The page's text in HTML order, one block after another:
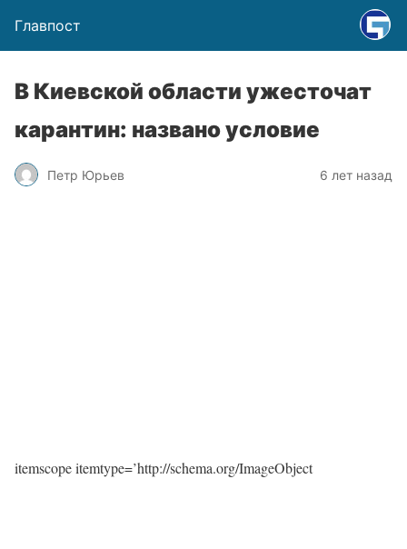
Главпост
В Киевской области ужесточат
карантин: названо условие
Петр Юрьев 6 лет назад
itemscope itemtype=’http://schema.org/ImageObject